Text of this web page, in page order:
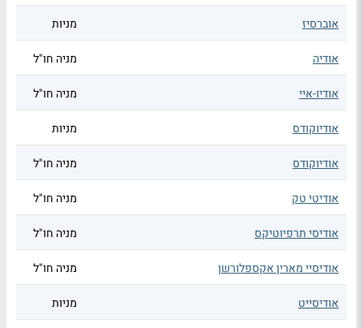
אוברסיז
מניות
אודיה מניה חו"ל
אודיו-איי מניה חו"ל
אודיוקודס מניות
אודיוקודס מניה חו"ל
אודיטי טק מניה חו"ל
אודיסי תרפיוטיקס מניה חו"ל
אודיסיי מארין אקספלורשן מניה חו"ל
אודיסייט מניות